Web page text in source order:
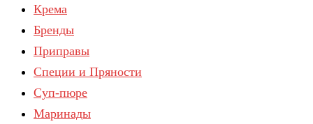
Крема
Бренды
Приправы
Специи и Пряности
Суп-пюре
Маринады